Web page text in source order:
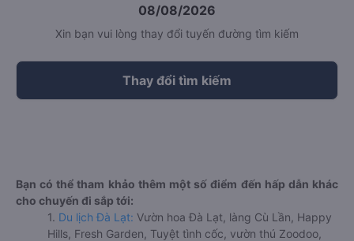
08/08/2026
Xin bạn vui lòng thay đổi tuyến đường tìm kiếm
Thay đổi tìm kiếm
Bạn có thể tham khảo thêm một số điểm đến hấp dẫn khác
cho chuyến đi sắp tới:
1. Du lịch Đà Lạt: Vườn hoa Đà Lạt, làng Cù Lần, Happy
Hills, Fresh Garden, Tuyệt tình cốc, vườn thú Zoodoo,